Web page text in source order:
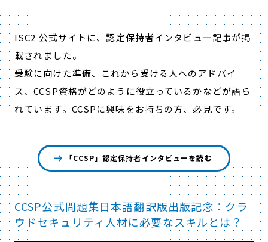
ISC2 公式サイトに、認定保持者インタビュー記事が掲
載されました。
受験に向けた準備、これから受ける人へのアドバイ
ス、CCSP資格がどのように役立っているかなどが語ら
れています。CCSPに興味をお持ちの方、必見です。
「CCSP」認定保持者インタビューを読む
CCSP公式問題集日本語翻訳版出版記念：クラ
ウドセキュリティ人材に必要なスキルとは？